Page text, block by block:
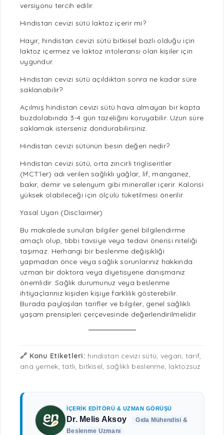
versiyonu tercih edilir.
Hindistan cevizi sütü laktoz içerir mi?
Hayır, hindistan cevizi sütü bitkisel bazlı olduğu için
laktoz içermez ve laktoz intoleransı olan kişiler için
uygundur.
Hindistan cevizi sütü açıldıktan sonra ne kadar süre
saklanabilir?
Açılmış hindistan cevizi sütü hava almayan bir kapta
buzdolabında 3-4 gün tazeliğini koruyabilir. Uzun süre
saklamak isterseniz dondurabilirsiniz.
Hindistan cevizi sütünün besin değeri nedir?
Hindistan cevizi sütü, orta zincirli trigliseritler
(MCT’ler) adı verilensağlıklı yağlar, lif, manganez,
bakır, demir ve selenyum gibi mineraller içerir. Kalorisi
yüksek olabileceği için ölçülü tüketilmesi önerilir.
Yasal Uyarı (Disclaimer)
Bu makalede sunulan bilgiler genel bilgilendirme
amaçlı olup, tıbbi tavsiye veya tedavi önerisi niteliği
taşımaz. Herhangi bir beslenme değişikliği
yapmadan önce veyasağlık sorunlarınız hakkında
uzman bir doktora veya diyetisyene danışmanız
önemlidir.Sağlık durumunuz veya beslenme
ihtiyaçlarınız kişiden kişiye farklılık gösterebilir.
Burada paylaşılantarifler ve bilgiler, genel sağlıklı
yaşam prensipleri çerçevesinde değerlendirilmelidir.
🔗 Konu Etiketleri: hindistan cevizi sütü, vegan, tarif,
ana yemek,tatlı, bitkisel, sağlıklı beslenme, laktozsuz
İÇERIK EDITÖRÜ & UZMAN GÖRÜŞÜ
Dr. Melis Aksoy
Gıda Mühendisi &
Beslenme Uzmanı